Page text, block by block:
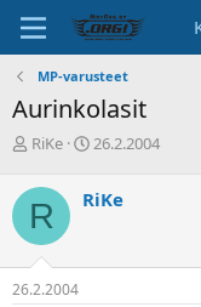
MP-varusteet
Aurinkolasit
K
s
k
u
s
t
e
RiKe
A
i
s
26.2.2004
R RiKe
26.2.2004